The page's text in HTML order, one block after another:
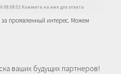
08:08:52 Нажмите на имя для ответа
проявленный интерес. Можем
ваших будущих партнеров!